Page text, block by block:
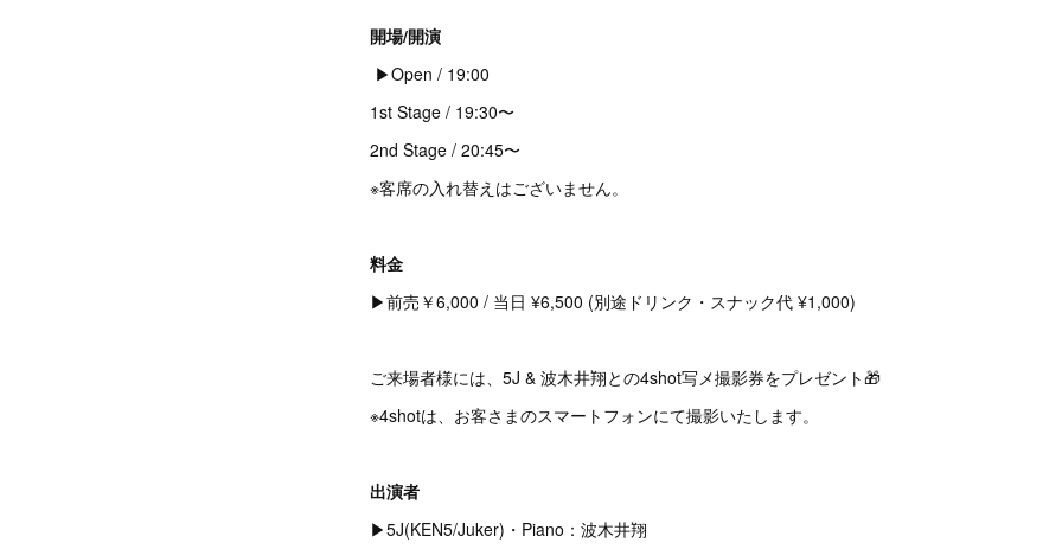
開場/開演
▶︎Open / 19:00
1st Stage / 19:30〜
2nd Stage / 20:45〜
※客席の入れ替えはございません。
料金
▶︎前売￥6,000 / 当日 ¥6,500 (別途ドリンク・スナック代 ¥1,000)
ご来場者様には、5J & 波木井翔との4shot写メ撮影券をプレゼント🎁
※4shotは、お客さまのスマートフォンにて撮影いたします。
出演者
▶︎5J(KEN5/Juker)・Piano：波木井翔